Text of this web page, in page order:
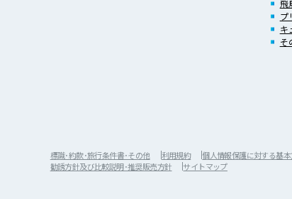
飛
プ
キ
そ
標識･約款･旅行条件書･その他 利用規約 個人情報保護に対する基
勧誘方針及び比較説明･推奨販売方針
サイトマップ